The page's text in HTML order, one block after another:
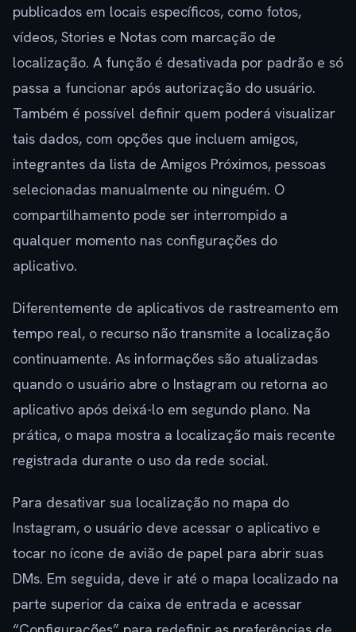
publicados em locais específicos, como fotos,
vídeos, Stories e Notas com marcação de
localização. A função é desativada por padrão e só
passa a funcionar após autorização do usuário.
Também é possível definir quem poderá visualizar
tais dados, com opções que incluem amigos,
integrantes da lista de Amigos Próximos, pessoas
selecionadas manualmente ou ninguém. O
compartilhamento pode ser interrompido a
qualquer momento nas configurações do
aplicativo.
Diferentemente de aplicativos de rastreamento em
tempo real, o recurso não transmite a localização
continuamente. As informações são atualizadas
quando o usuário abre o Instagram ou retorna ao
aplicativo após deixá-lo em segundo plano. Na
prática, o mapa mostra a localização mais recente
registrada durante o uso da rede social.
Para desativar sua localização no mapa do
Instagram, o usuário deve acessar o aplicativo e
tocar no ícone de avião de papel para abrir suas
DMs. Em seguida, deve ir até o mapa localizado na
parte superior da caixa de entrada e acessar